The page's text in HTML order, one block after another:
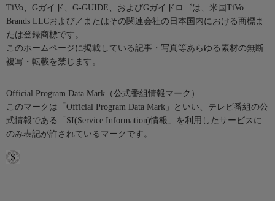
TiVo、Gガイド、G-GUIDE、およびGガイドロゴは、米国TiVo
Brands LLCおよび／またはその関連会社の日本国内における商標ま
たは登録商標です。
このホームページに掲載している記事・写真等あらゆる素材の無断
複写・転載を禁じます。
Official Program Data Mark（公式番組情報マーク）
このマークは「Official Program Data Mark」といい、テレビ番組の公
式情報である「SI(Service Information)情報」を利用したサービスに
のみ表記が許されているマークです。